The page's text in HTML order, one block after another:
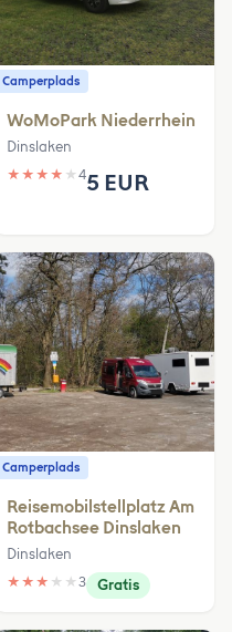
Camperplads
WoMoPark Niederrhein
Dinslaken
★ ★ ★ ★ ★ 45 EUR
Camperplads
Reisemobilstellplatz Am
Rotbachsee Dinslaken
Dinslaken
★ ★ ★ ★ ★ 3 Gratis